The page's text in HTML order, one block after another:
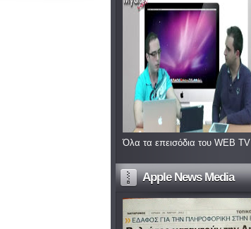
Όλα τα επεισόδια του WEB TV
Apple News Media